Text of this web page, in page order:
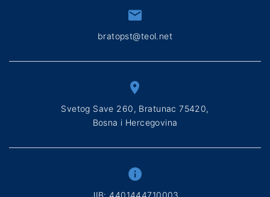
bratopst@teol.net
Svetog Save 260, Bratunac 75420,
Bosna i Hercegovina
ЈIB: 4401444710003